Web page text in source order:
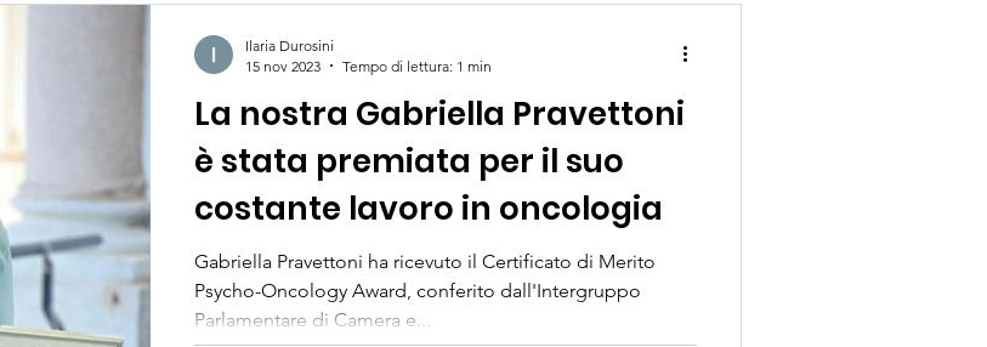
La nostra Gabriella Pravettoni
è stata premiata per il suo
costante lavoro in oncologia
Gabriella Pravettoni ha ricevuto il Certificato di Merito
Psycho-Oncology Award, conferito dall'Intergruppo
Parlamentare di Camera e...
Ilaria Durosini
15 nov 2023
Tempo di lettura: 1 min